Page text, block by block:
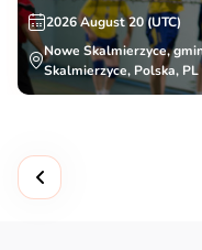
2026 August 20 (UTC)
Nowe Skalmierzyce,
Skalmierzyce, Polska, PL